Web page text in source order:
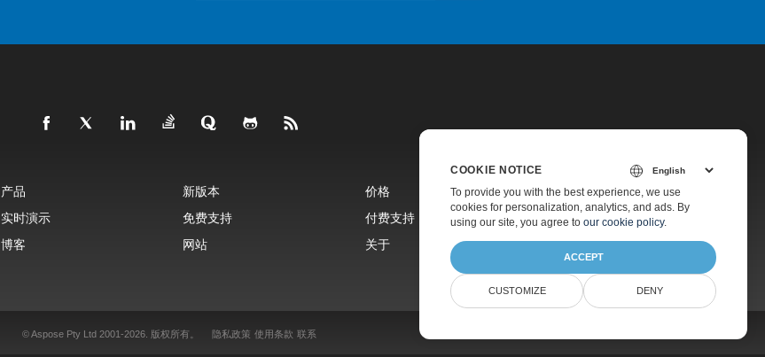
产品 新版本
价格
实时演示 免费支持
付费支持
博客 网站 关于
© Aspose Pty Ltd 2001-2026. 版权所有。 隐私政策 使用条款 联系
COOKIE NOTICE
To provide you with the best experience, we use
cookies for personalization, analytics, and ads. By
using our site, you agree to our cookie policy.
ACCEPT
CUSTOMIZE DENY